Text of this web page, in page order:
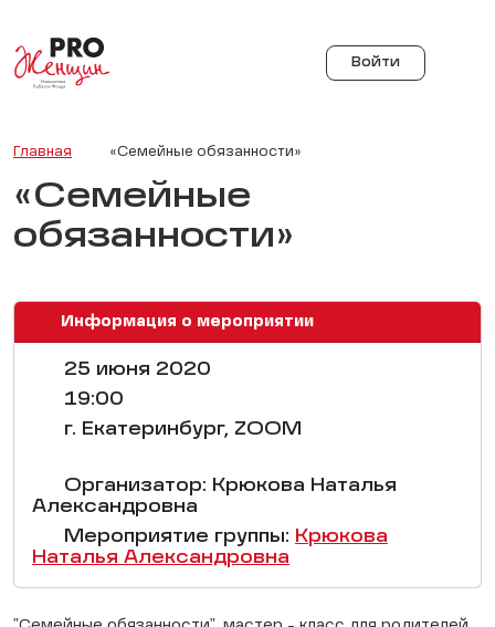
Войти
Главная «Семейные обязанности»
«Семейные
обязанности»
Информация о мероприятии
25 июня 2020
19:00
г. Екатеринбург, ZOOM
Организатор: Крюкова Наталья
Александровна
Мероприятие группы: Крюкова
Наталья Александровна